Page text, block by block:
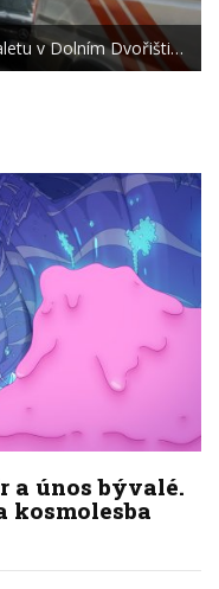
v Dolním Dvořišti…
a únos bývalé.
kosmolesba